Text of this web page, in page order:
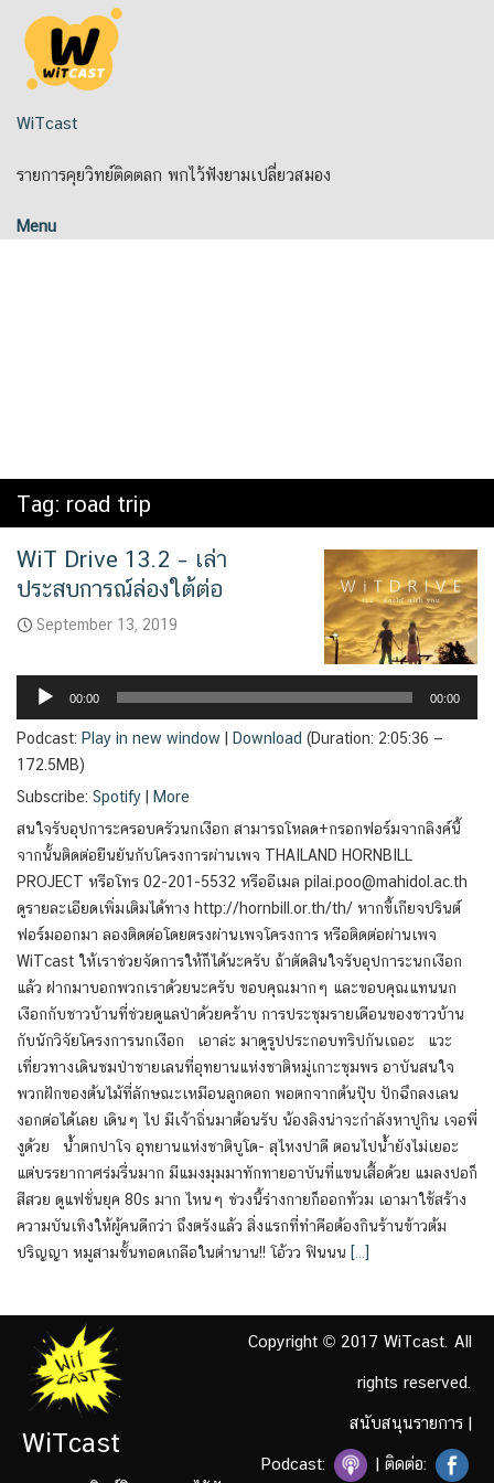
content
WiTcast
รายการคุยวิทย์ติดตลก พกไว้ฟังยามเปลี่ยวสมอง
Menu
Tag: road trip
WiT Drive 13.2 – เล่า
ประสบการณ์ล่องใต้ต่อ
September 13, 2019
Player
00:00 00:00
Podcast: Play in new window Download (Duration: 2:05:36 —
172.5MB)
Subscribe: Spotify
More
สนใจรับอุปการะครอบครัวนกเงือก สามารถโหลด+กรอกฟอร์มจากลิงค์นี้
จากนั้นติดต่อยืนยันกับโครงการผ่านเพจ THAILAND HORNBILL
PROJECT หรือโทร 02-201-5532 หรืออีเมล pilai.poo@mahidol.ac.th
ดูรายละเอียดเพิ่มเติมได้ทาง http://hornbill.or.th/th/ หากขี้เกียจปรินต์
ฟอร์มออกมา ลองติดต่อโดยตรงผ่านเพจโครงการ หรือติดต่อผ่านเพจ
WiTcast ให้เราช่วยจัดการให้ก็ได้นะครับ ถ้าตัดสินใจรับอุปการะนกเงือก
แล้ว ฝากมาบอกพวกเราด้วยนะครับ ขอบคุณมากๆ และขอบคุณแทนนก
เงือกกับชาวบ้านที่ช่วยดูแลป่าด้วยคร้าบ การประชุมรายเดือนของชาวบ้าน
กับนักวิจัยโครงการนกเงือก เอาล่ะ มาดูรูปประกอบทริปกันเถอะ แวะ
เที่ยวทางเดินชมป่าชายเลนที่อุทยานแห่งชาติหมู่เกาะชุมพร อาบันสนใจ
พวกฝักของต้นไม้ที่ลักษณะเหมือนลูกดอก พอตกจากต้นปุ๊บ ปักฉึกลงเลน
งอกต่อได้เลย เดินๆ ไป มีเจ้าถิ่นมาต้อนรับ น้องลิงน่าจะกำลังหาปูกิน เจอพี่
งูด้วย น้ำตกปาโจ อุทยานแห่งชาติบูโด- สุไหงปาดี ตอนไปน้ำยังไม่เยอะ
แต่บรรยากาศร่มรื่นมาก มีแมงมุมมาทักทายอาบันที่แขนเสื้อด้วย แมลงปอก็
สีสวย ดูแฟชั่นยุค 80s มาก ไหนๆ ช่วงนี้ร่างกายก็ออกท้วม เอามาใช้สร้าง
ความบันเทิงให้ผู้คนดีกว่า ถึงตรังแล้ว สิ่งแรกที่ทำคือต้องกินร้านข้าวต้ม
ปริญญา หมูสามชั้นทอดเกลือในตำนาน!! โอ้วว ฟินนน […]
WiTcast
Copyright © 2017 WiTcast. All
rights reserved.
สนับสนุนรายการ |
Podcast: | ติดต่อ: